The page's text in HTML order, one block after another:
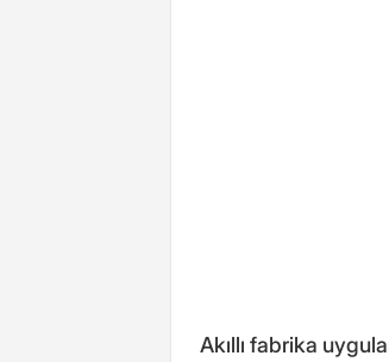
Akıllı fabrika